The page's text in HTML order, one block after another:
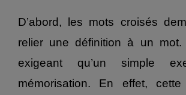
D’abord, les mots croisés
relier une définition à un mot.
exigeant qu’un simple
mémorisation. En effet, cette